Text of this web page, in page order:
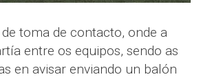
toma de contacto, onde a
entre os equipos, sendo as
en avisar enviando un balón